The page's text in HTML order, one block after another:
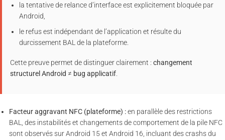
la tentative de relance d’interface est explicitement bloquée par
Android,
le refus est indépendant de l’application et résulte du
durcissement BAL de la plateforme.
Cette preuve permet de distinguer clairement : changement
structurel Android ≠ bug applicatif
Facteur aggravant NFC (plateforme) :en parallèle des restrictions
BAL, des instabilités et changements de comportement de la pile NFC
sont observés sur Android 15 et Android 16, incluant des crashs du